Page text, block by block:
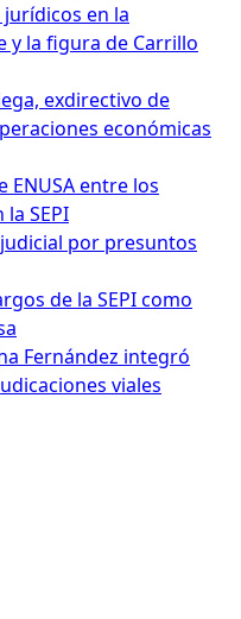
en la
y la figura de Carrillo
exdirectivo de
económicas
ENUSA entre los
SEPI
por presuntos
de la SEPI como
Fernández integró
viales